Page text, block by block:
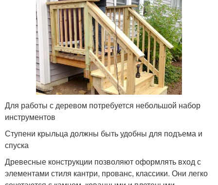
Для работы с деревом потребуется небольшой набор
инструментов
Ступени крыльца должны быть удобны для подъема и
спуска
Древесные конструкции позволяют оформлять вход с
элементами стиля кантри, прованс, классики. Они легко